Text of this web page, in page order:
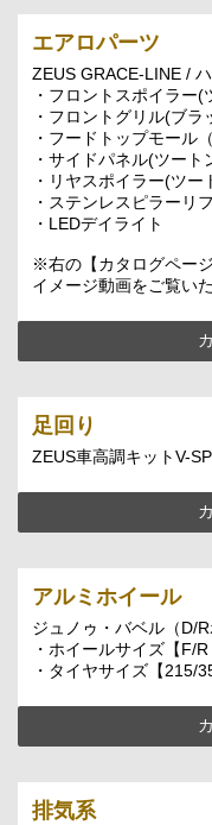
エアロパーツ
ZEUS GRACE-LINE /
・フロントスポイラー(
・フロントグリル(ブラ
・フードトップモール
・サイドパネル(ツート
・リヤスポイラー(ツー
・ステンレスピラーリ
・LEDデイライト
※右の【カタログペー
イメージ動画をご覧い
足回り
ZEUS車高調キットV-
アルミホイール
ジュノゥ・バベル（D/
・ホイールサイズ【F/R
・タイヤサイズ【215/
排気系